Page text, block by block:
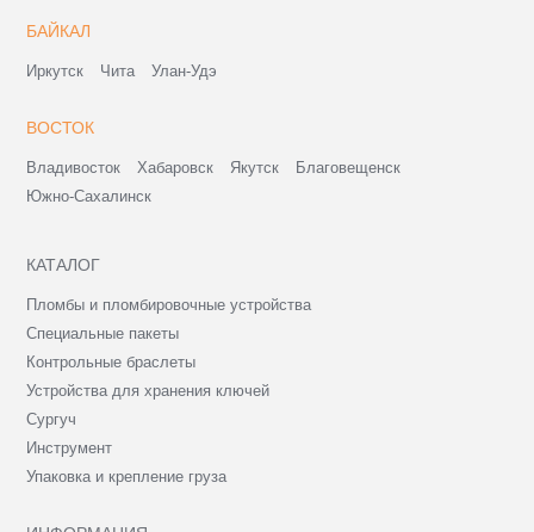
БАЙКАЛ
Иркутск Чита Улан-Удэ
ВОСТОК
Владивосток Хабаровск Якутск
Благовещенск
Южно-Сахалинск
КАТАЛОГ
Пломбы и пломбировочные устройства
Специальные пакеты
Контрольные браслеты
Устройства для хранения ключей
Сургуч
Инструмент
Упаковка и крепление груза